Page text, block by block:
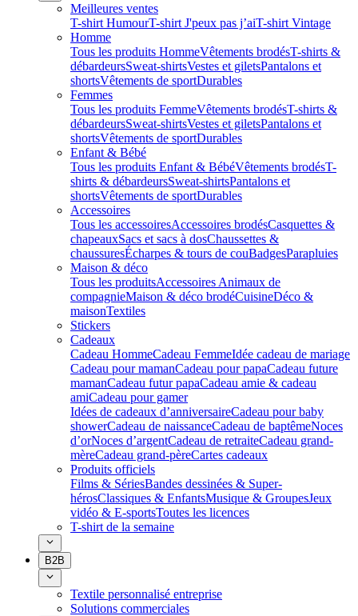
Meilleures ventes
T-shirt HumourT-shirt J'peux pas j’aiT-shirt Vintage
Homme
Tous les produits HommeVêtements brodésT-shirts &
débardeursSweat-shirtsVestes et giletsPantalons et
shortsVêtements de sportDurables
Femmes
Tous les produits FemmeVêtements brodésT-shirts &
débardeursSweat-shirtsVestes et giletsPantalons et
shortsVêtements de sportDurables
Enfant & Bébé
Tous les produits Enfant & BébéVêtements brodésT-
shirts & débardeursSweat-shirtsPantalons et
shortsVêtements de sportDurables
Accessoires
Tous les accessoiresAccessoires brodésCasquettes &
chapeauxSacs et sacs à dosChaussettes &
chaussuresÉcharpes & tours de couBadgesParapluies
Maison & déco
Tous les produitsAccessoires Animaux de
compagnieMaison & déco brodéCuisineDéco &
maisonTextiles
Stickers
Cadeaux
Cadeau HommeCadeau FemmeIdée cadeau de mariage​
Cadeau pour mamanCadeau pour papaCadeau future
mamanCadeau futur papaCadeau amie & cadeau
amiCadeau pour gamer
Idées de cadeaux d’anniversaireCadeau pour baby
showerCadeau de naissanceCadeau de baptêmeNoces
d’orNoces d’argentCadeau de retraiteCadeau grand-
mèreCadeau grand-pèreCartes cadeaux
Produits officiels
Films & SériesBandes dessinées & Super-
hérosClassiques & EnfantsMusique & GroupesJeux
vidéo & E-sportsToutes les licences
T-shirt de la semaine
B2B
Textile personnalisé entreprise
Solutions commerciales